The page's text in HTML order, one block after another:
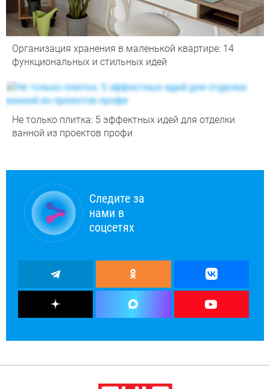
Организация хранения в маленькой квартире: 14
функциональных и стильных идей
Не только плитка: 5 эффектных идей для отделки
ванной из проектов профи
Следите за
нами в
соцсетях